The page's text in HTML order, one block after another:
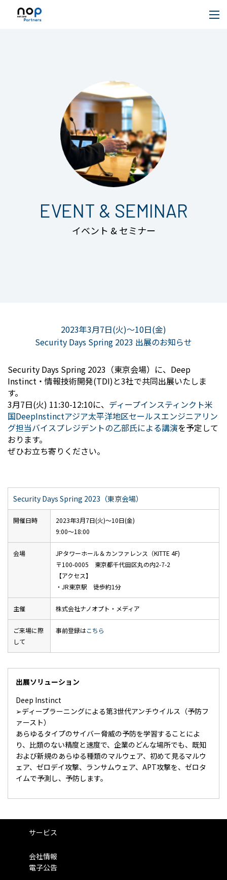
EVENT & SEMINAR
イベント & セミナー
2023年3月7日(火)～10日(金)
Security Days Spring 2023 出展のお知らせ
Security Days Spring 2023（東京会場）に、Deep
Instinct・情報技術開発(TDI)と3社で共同出展いたしま
す。
3月7日(火) 11:30-12:10に、 ディープインスティンクト米
国DeepInstinctアジア太平洋地区セールスエンジニアリン
グ担当バイスプレジデントの乙部氏による講演を予定して
おります。
ぜひお立ち寄りください。
Security Days Spring 2023（東京会場）
開催日時
2023年3月7日(火)～10日(金)
9:00～18:00
会場
JPタワーホール＆カンファレンス（KITTE 4F)
〒100-0005 東京都千代田区丸の内2-7-2
【アクセス】
・JR東京駅 徒歩約1分
主催 株式会社ナノオプト・メディア
ご来場に際
して
事前登録はこちら
出展ソリューション
Deep Instinct
➢ディープラーニングによる第3世代アンチウイルス（予防フ
ァースト）
あらゆるタイプのサイバー脅威の予防を学習することによ
り、比類のない精度と速度で、企業のどんな場所でも、既知
および新規のあらゆる種類のマルウェア、初めて見るマルウ
ェア、ゼロデイ攻撃、ランサムウェア、APT攻撃を、ゼロタ
イムで予測し、予防します。
サービス
会社情報
電子公告